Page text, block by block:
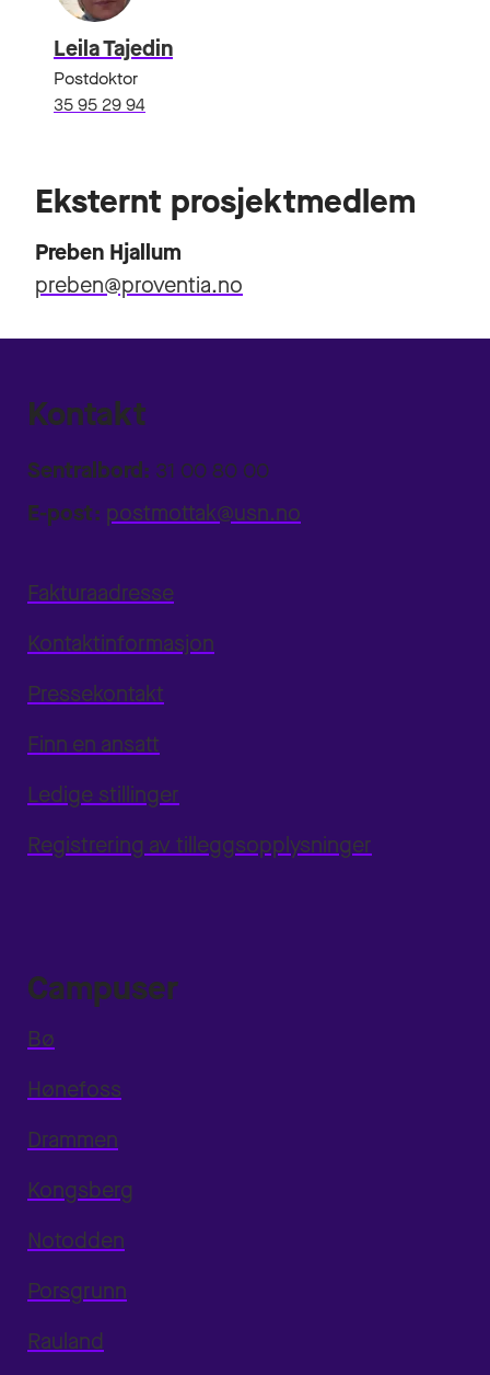
Leila Tajedin
Postdoktor
35 95 29 94
Eksternt prosjektmedlem
Preben Hjallum
preben@proventia.no
Kontakt
Sentralbord: 31 00 80 00
E-post: postmottak@usn.no
Fakturaadresse
Kontaktinformasjon
Pressekontakt
Finn en ansatt
Ledige stillinger
Registrering av tilleggsopplysninger
Campuser
Bø
Hønefoss
Drammen
Kongsberg
Notodden
Porsgrunn
Rauland